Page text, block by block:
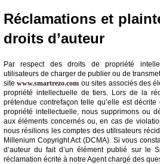
Réclamations et
droits d’auteur
Par respect des droits de propriété
utilisateurs de charger de publier ou de
sitewww.smartrezo.com ou sites associés des
propriété intellectuelle de tiers. Lors de la
prétendue contrefaçon telle qu’elle est
propriété intellectuelle, nous supprimons ou
aux éléments concernés ou, en cas de
nous résilions les comptes des utilisateurs
Millenium Copyright Act (DCMA). Si vous
d’auteur du fait d’un élément publié sur le
réclamation écrite à notre Agent chargé des